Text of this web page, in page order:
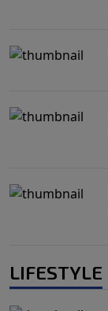
LIFESTYLE